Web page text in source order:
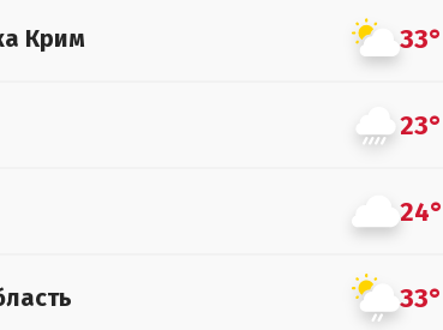
Крим 33°
23°
24°
33°